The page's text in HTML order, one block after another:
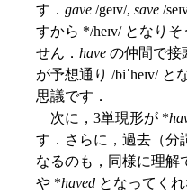
す． gave /geɪv/, save /
すから */heɪv/ となり
せん． have の仲間で接
が予想通り /biˈheɪv/
思議です．
次に，3単現形が *
す．さらに，過去（分
なるのも，同様に理解
や *haved となってく